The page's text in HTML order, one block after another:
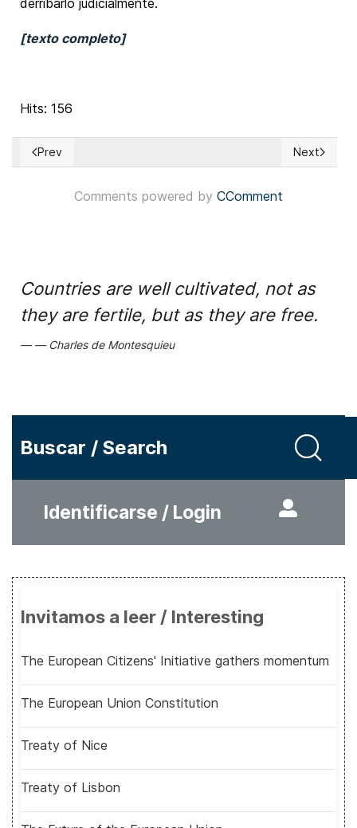
derribarlo judicialmente.
[texto completo]
Hits: 156
Previous article: Portugal: Candidato presidencial
Prev Next
Next
Comments powered by CComment
Countries are well cultivated, not as
they are fertile, but as they are free.
Charles de Montesquieu
Buscar / Search
Identificarse / Login
Invitamos a leer / Interesting
The European Citizens' Initiative gathers momentum
The European Union Constitution
Treaty of Nice
Treaty of Lisbon